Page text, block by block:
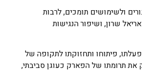
ולשימושים תומכים, לרבות
שרון, ושיפור הנגישות
פיתוחו ותחזוקתו לתקופה של
תרומתו של הפארק כעוגן סביבתי,